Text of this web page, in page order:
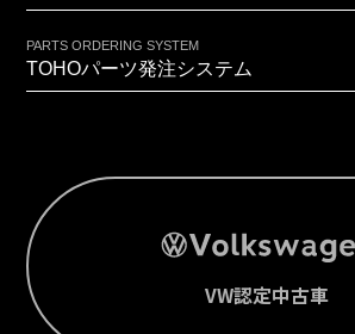
PARTS ORDERING SYSTEM
TOHOパーツ発注システム
VW認定中古車